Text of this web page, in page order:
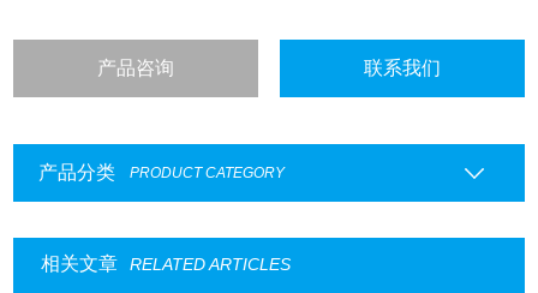
产品咨询 联系我们
产品分类 PRODUCT CATEGORY
相关文章 RELATED ARTICLES